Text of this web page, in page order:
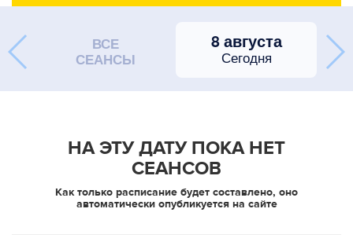
ВСЕ
СЕАНСЫ
8 августа
Сегодня
НА ЭТУ ДАТУ ПОКА НЕТ
СЕАНСОВ
Как только расписание будет составлено, оно
автоматически опубликуется на сайте